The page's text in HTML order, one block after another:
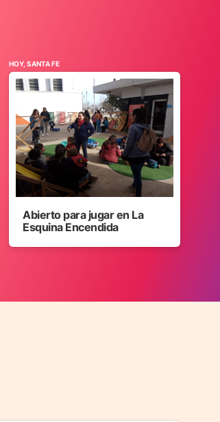
HOY, SANTA FE
Abierto para jugar en La
Esquina Encendida